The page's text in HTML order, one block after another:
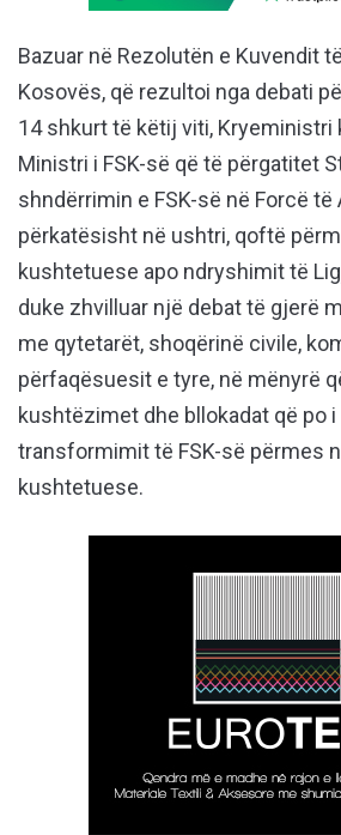
Bazuar në Rezolutën e Kuvendit
Kosovës, që rezultoi nga debati
14 shkurt të këtij viti, Kryeministri
Ministri i FSK-së që të përgatitet
shndërrimin e FSK-së në Forcë të
përkatësisht në ushtri, qoftë
kushtetuese apo ndryshimit të
duke zhvilluar një debat të gjerë
me qytetarët, shoqërinë civile,
përfaqësuesit e tyre, në mënyrë
kushtëzimet dhe bllokadat që po i
transformimit të FSK-së përmes
kushtetuese.